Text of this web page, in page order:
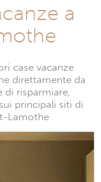
a
case vacanze
direttamente da
di risparmiare,
principali siti di
Lamothe